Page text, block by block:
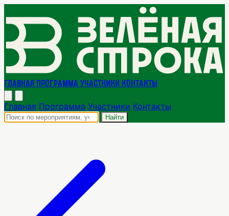
Главная Программа Участники Контакты
Главная Программа Участники Контакты
Найти